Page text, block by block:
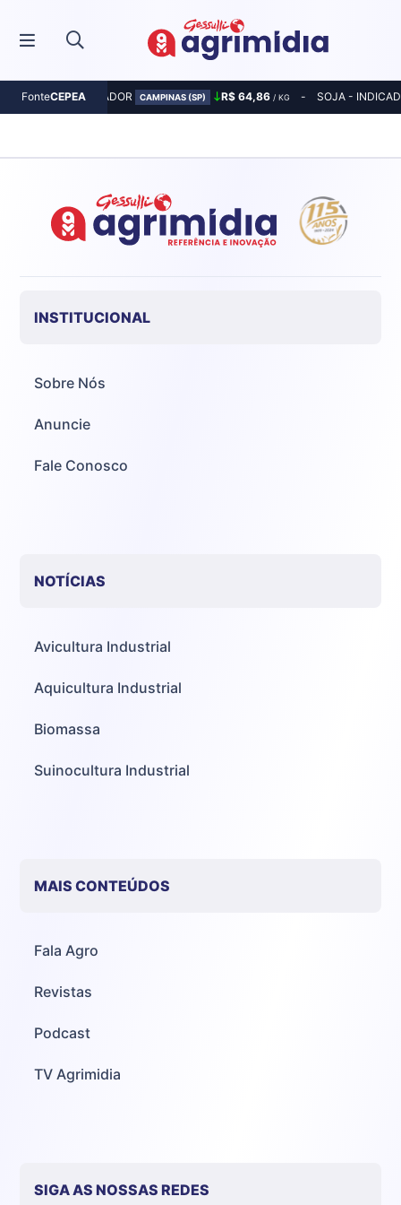
FonteCEPEA
MILHO - INDICADOR CAMPINAS (SP) R$ 64,86 / KG SOJA -
INSTITUCIONAL
Sobre Nós
Anuncie
Fale Conosco
NOTÍCIAS
Avicultura Industrial
Aquicultura Industrial
Biomassa
Suinocultura Industrial
MAIS CONTEÚDOS
Fala Agro
Revistas
Podcast
TV Agrimidia
SIGA AS NOSSAS REDES